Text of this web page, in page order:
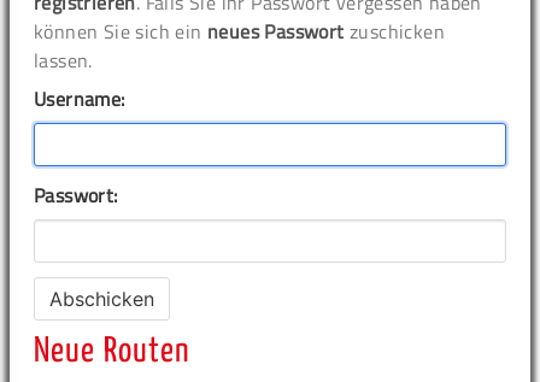
können Sie sich ein neues Passwort zuschicken
lassen.
Username:
Passwort:
Neue Routen